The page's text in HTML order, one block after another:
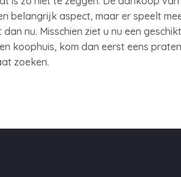
belangrijk aspect, maar er speelt
nu. Misschien ziet u nu een
koophuis, kom dan eerst eens
zoeken.